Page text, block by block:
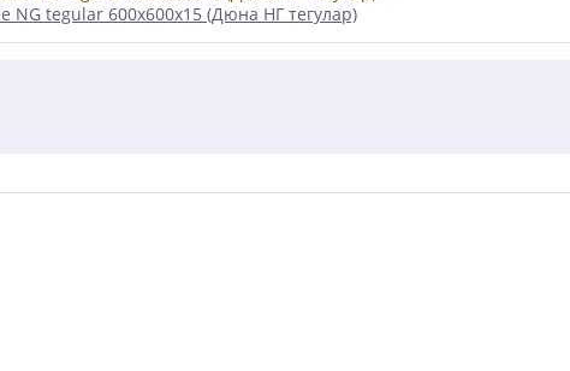
NG tegular 600x600x15 (Дюна НГ тегулар)